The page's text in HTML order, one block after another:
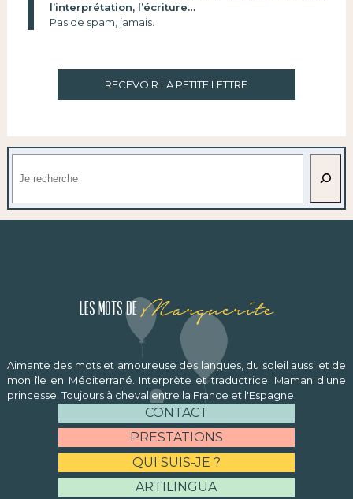
l’interprétation, l’écriture…
Pas de spam, jamais.
RECEVOIR LA PETITE LETTRE
Les mots de Marguerite
Aimante des mots et amoureuse des langues, du soleil aussi et de
mon île en Méditerrané. Interprète et traductrice. Maman d'une
princesse. Toujours à cheval entre la France et l'Espagne.
CONTACT
PRESTATIONS
QUI SUIS-JE ?
ARTILINGUA